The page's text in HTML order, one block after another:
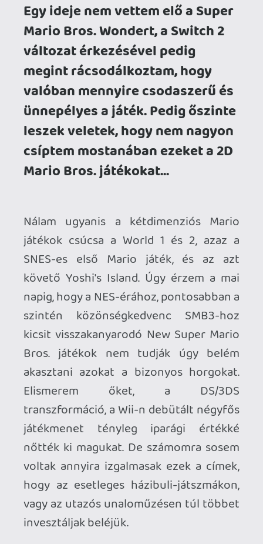
játékok csúcsa a World 1 és 2, azaz a
SNES-es első Mario játék, és az azt
követő Yoshi's Island. Úgy érzem a mai
napig, hogy a NES-érához, pontosabban a
szintén közönségkedvenc SMB3-hoz
kicsit visszakanyarodó New Super Mario
Bros. játékok nem tudják úgy belém
akasztani azokat a bizonyos horgokat.
Elismerem őket, a DS/3DS
transzformáció, a Wii-n debütált négyfős
játékmenet tényleg iparági értékké
nőtték ki magukat. De számomra sosem
voltak annyira izgalmasak ezek a címek,
invesztáljak beléjük.
A Wonder viszont tényleg egy más szint.
A játékba minden kreatív erőt, ötletet,
vidámságot beleszuszakoltak a
Nintendónál, és szerintem már az eredeti
Switch játék is bravúros külsővel és
atmoszférával bírt. A pályák sokrétegű
kialakítása, a bejárt ív, az új erők és a
magok utáni hajsza, na meg az a fanyar
humor, ami a Virágságos Királyságból
áradt, új kedvenc 2D epizódommá emelte
a játékot. Kíváncsian vártam hát, hogy a
Switch 2 átirat mit tud majd felmutatni.